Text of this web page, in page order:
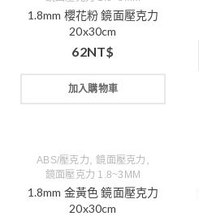
1.8mm 櫻花粉 鏡面壓克力
20x30cm
62NT$
加入購物車
ABS/壓克力 ,鏡面壓克力
鏡面壓克力 1.8~3MM
1.8mm 金黃色 鏡面壓克力
20x30cm